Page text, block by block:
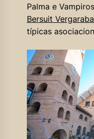
Palma e
Bersuit
típicas